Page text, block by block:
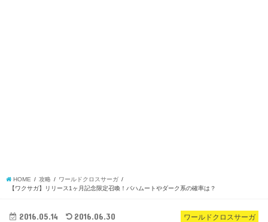
HOME 攻略
ワールドクロスサーガ
【ワクサガ】リリース1ヶ月記念限定召喚！バハムートやダーク系の確率は？
ワールドクロスサーガ
2016.05.14 2016.06.30